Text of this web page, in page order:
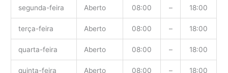
segunda-feira Aberto 08:00 – 18:00
terça-feira Aberto 08:00 – 18:00
quarta-feira Aberto 08:00 – 18:00
quinta-feira Aberto 08:00 – 18:00